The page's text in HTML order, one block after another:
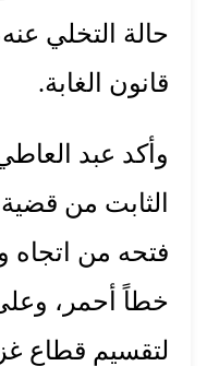
حالة التخلي
قانون الغابة.
وأكد عبد
الثابت من
فتحه من اتجاه
خطاً أحمر،
لتقسيم قطاع